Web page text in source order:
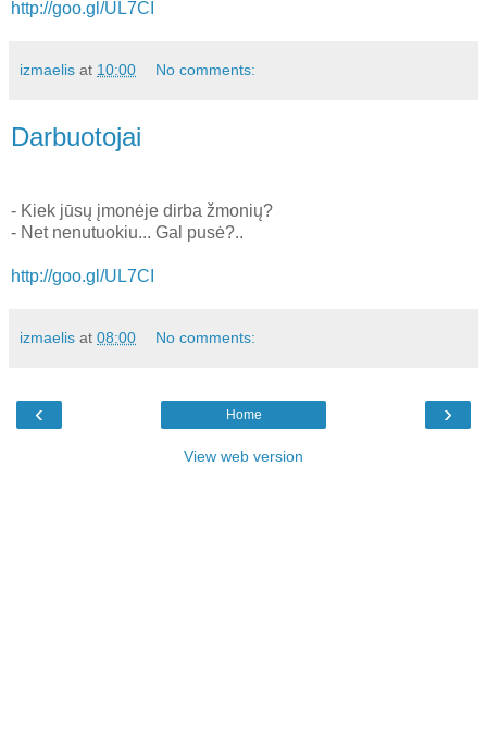
http://goo.gl/UL7CI
izmaelis at 10:00 No comments:
Darbuotojai
- Kiek jūsų įmonėje dirba žmonių?
- Net nenutuokiu... Gal pusė?..
http://goo.gl/UL7CI
izmaelis at 08:00 No comments:
‹ ›
Home
View web version